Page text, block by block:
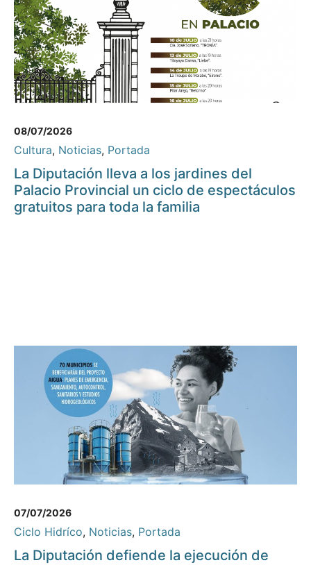
08/07/2026
Cultura, Noticias, Portada
La Diputación lleva a los jardines del
Palacio Provincial un ciclo de espectáculos
gratuitos para toda la familia
07/07/2026
Ciclo Hidríco, Noticias, Portada
La Diputación defiende la ejecución de